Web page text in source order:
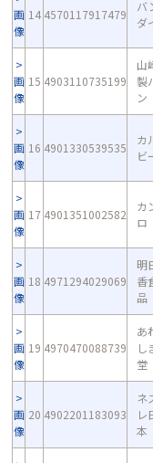
画
像
14 4570117917479
バ
ダ
画
像
15 4903110735199
山
製
ン
画
像
16 4901330539535
カ
ビ
画
像
17 4901351002582
カ
ロ
画
像
18 4971294029069
明
香
品
画
像
19 4970470088739
あ
し
堂
画
像
20 4902201183093
ネ
レ
本